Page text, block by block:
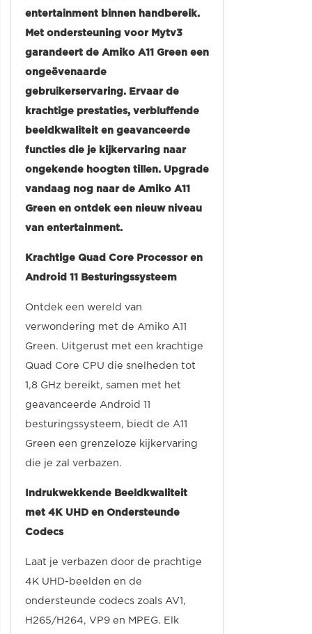
entertainment binnen handbereik.
Met ondersteuning voor Mytv3
garandeert de Amiko A11 Green een
ongeëvenaarde
gebruikerservaring. Ervaar de
krachtige prestaties, verbluffende
beeldkwaliteit en geavanceerde
functies die je kijkervaring naar
ongekende hoogten tillen. Upgrade
vandaag nog naar de Amiko A11
Green en ontdek een nieuw niveau
van entertainment.
Krachtige Quad Core Processor en
Android 11 Besturingssysteem
Ontdek een wereld van
verwondering met de Amiko A11
Green. Uitgerust met een krachtige
Quad Core CPU die snelheden tot
1,8 GHz bereikt, samen met het
geavanceerde Android 11
besturingssysteem, biedt de A11
Green een grenzeloze kijkervaring
die je zal verbazen.
Indrukwekkende Beeldkwaliteit
met 4K UHD en Ondersteunde
Codecs
Laat je verbazen door de prachtige
4K UHD-beelden en de
ondersteunde codecs zoals AV1,
H265/H264, VP9 en MPEG. Elk